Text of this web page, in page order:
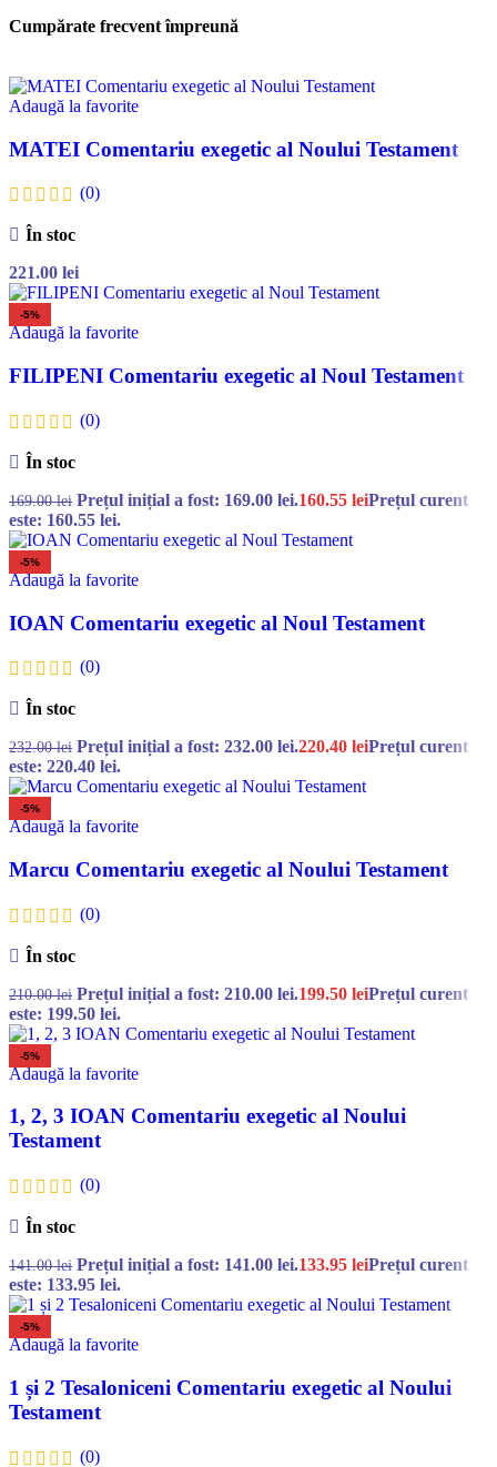
Cumpărate frecvent împreună
Adaugă la favorite
MATEI Comentariu exegetic al Noului Testament
(0)
În stoc
221.00 lei
-5%
Adaugă la favorite
FILIPENI Comentariu exegetic al Noul Testament
(0)
În stoc
169.00lei Prețul inițial a fost: 169.00 lei.160.55 leiPrețul curent
este: 160.55 lei.
-5%
Adaugă la favorite
IOAN Comentariu exegetic al Noul Testament
(0)
În stoc
232.00lei Prețul inițial a fost: 232.00 lei.220.40 leiPrețul curent
este: 220.40 lei.
-5%
Adaugă la favorite
Marcu Comentariu exegetic al Noului Testament
(0)
În stoc
210.00lei Prețul inițial a fost: 210.00 lei.199.50 leiPrețul curent
este: 199.50 lei.
-5%
Adaugă la favorite
1, 2, 3 IOAN Comentariu exegetic al Noului
Testament
(0)
În stoc
141.00lei Prețul inițial a fost: 141.00 lei.133.95 leiPrețul curent
este: 133.95 lei.
-5%
Adaugă la favorite
1 și 2 Tesaloniceni Comentariu exegetic al Noului
Testament
(0)